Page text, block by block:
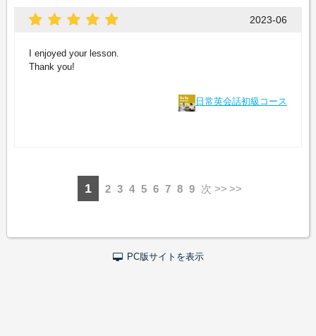
2023-06
I enjoyed your lesson.
Thank you!
日常英会話初級コース
1 2 3 4 5 6 7 8 9 次 >>
PC版サイトを表示